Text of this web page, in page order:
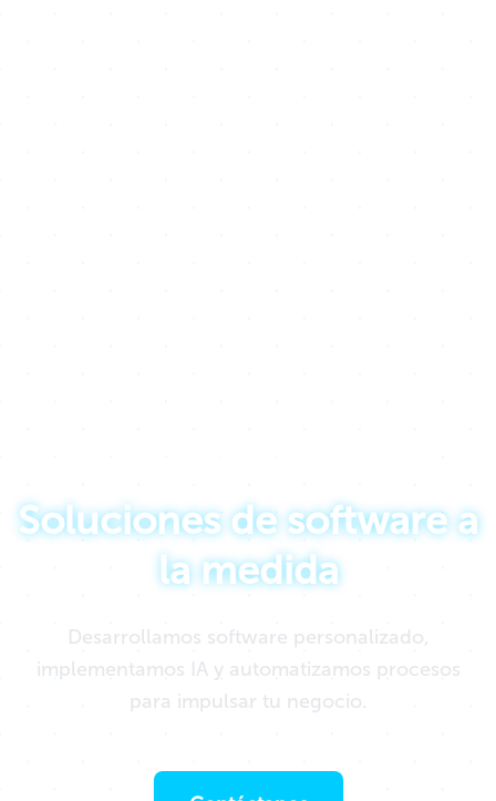
Impulsamos ideas creando tecnología
Soluciones de software a
la medida
Desarrollamos software personalizado,
implementamos IA y automatizamos procesos
para impulsar tu negocio.